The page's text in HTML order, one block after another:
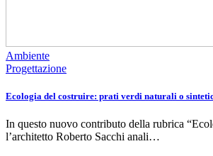
Ambiente
Progettazione
Ecologia del costruire: prati verdi naturali o
In questo nuovo contributo della rubrica
l’architetto Roberto Sacchi anali…